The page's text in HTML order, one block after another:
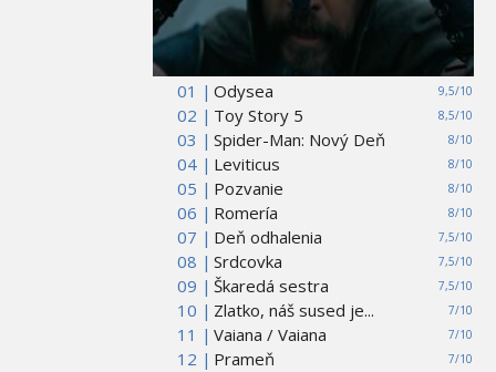
01 | 9,5/10
Odysea
02 |
8,5/10
Toy Story 5
03 |
8/10
Spider-Man: Nový Deň
04 |
8/10
Leviticus
05 |
8/10
Pozvanie
06 |
8/10
Romería
07 |
7,5/10
Deň odhalenia
08 |
7,5/10
Srdcovka
09 |
7,5/10
Škaredá sestra
10 |
7/10
Zlatko, náš sused je...
11 |
7/10
Vaiana / Vaiana
12 |
7/10
Prameň